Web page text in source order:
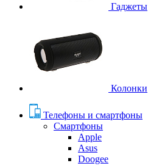
Гаджеты
Колонки
Телефоны и смартфоны
Смартфоны
Apple
Asus
Doogee